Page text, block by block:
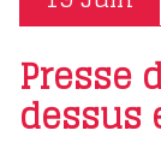
Presse
dessus